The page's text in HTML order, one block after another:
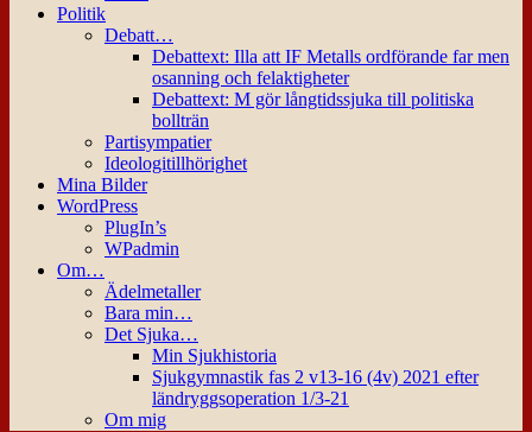
Politik
Debatt…
Debattext: Illa att IF Metalls ordförande far men
osanning och felaktigheter
Debattext: M gör långtidssjuka till politiska
bollträn
Partisympatier
Ideologitillhörighet
Mina Bilder
WordPress
PlugIn’s
WPadmin
Om…
Ädelmetaller
Bara min…
Det Sjuka…
Min Sjukhistoria
Sjukgymnastik fas 2 v13-16 (4v) 2021 efter
ländryggsoperation 1/3-21
Om mig